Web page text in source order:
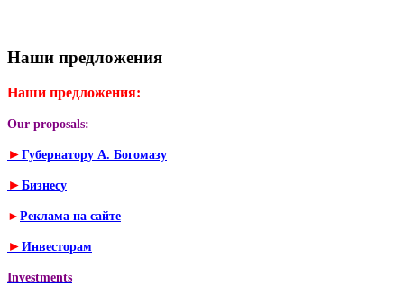
Наши предложения
Наши предложения:
Our proposals:
► Губернатору А. Богомазу
► Бизнесу
► Реклама на сайте
► Инвесторам
Investments